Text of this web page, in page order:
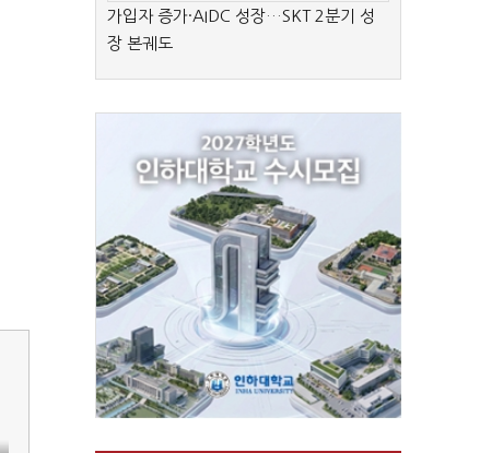
가입자 증가·AIDC 성장…SKT 2분기 성
장 본궤도